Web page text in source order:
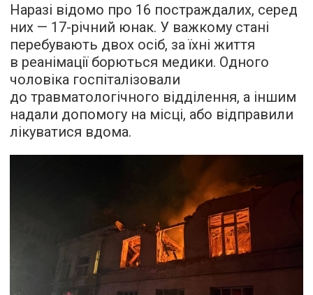
Наразі відомо про 16 постраждалих, серед
них — 17-річний юнак. У важкому стані
перебувають двох осіб, за їхні життя
в реанімації борються медики. Одного
чоловіка госпіталізовали
до травматологічного відділення, а іншим
надали допомогу на місці, або відправили
лікуватися вдома.